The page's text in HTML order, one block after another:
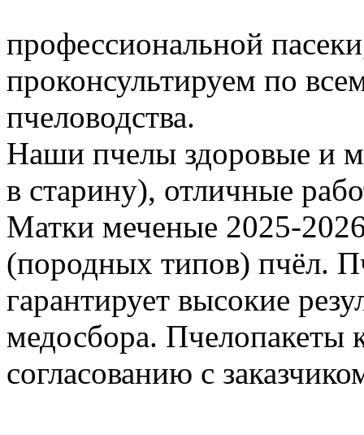
профессиональной
проконсультируем по
пчеловодства.
Наши пчелы здоровые и
в старину), отличные
Матки меченые 2025-
(породных типов) пчёл.
гарантирует высокие
медосбора. Пчелопакеты
согласованию с